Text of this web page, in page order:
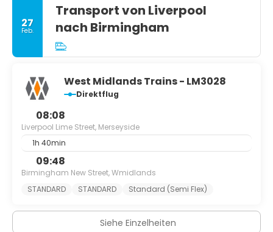
27
Feb.
Transport von Liverpool
nach Birmingham
West Midlands Trains - LM3028
Direktflug
08:08
Liverpool Lime Street, Merseyside
1h 40min
09:48
Birmingham New Street, Wmidlands
STANDARD
STANDARD Standard (Semi Flex)
Siehe Einzelheiten